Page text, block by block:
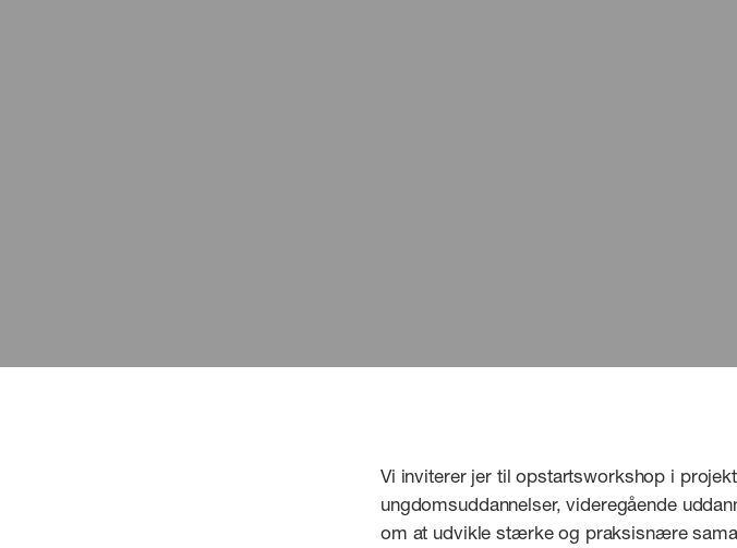
Vi inviterer jer til opstartsworkshop i
ungdomsuddannelser, videregående
om at udvikle stærke og praksisnære